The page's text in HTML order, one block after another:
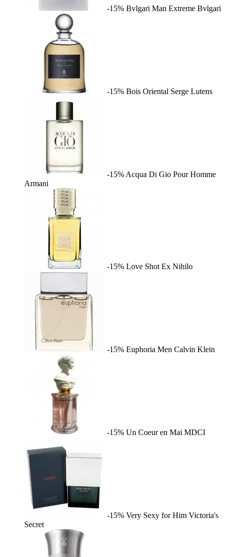
-15% Bvlgari Man Extreme Bvlgari
-15% Bois Oriental Serge Lutens
-15% Acqua Di Gio Pour Homme
Armani
-15% Love Shot Ex Nihilo
-15% Euphoria Men Calvin Klein
-15% Un Coeur en Mai MDCI
-15% Very Sexy for Him Victoria's
Secret